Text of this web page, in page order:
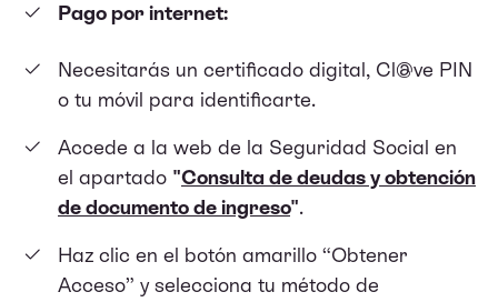
Pago por internet:
Necesitarás un certificado digital, Cl@ve PIN
o tu móvil para identificarte.
Accede a la web de la Seguridad Social en
el apartado "Consulta de deudas y obtención
de documento de ingreso".
Haz clic en el botón amarillo “Obtener
Acceso” y selecciona tu método de